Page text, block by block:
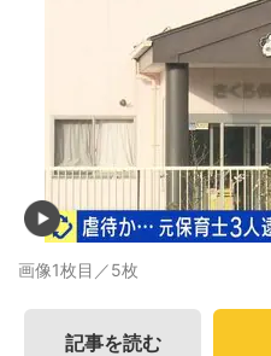
画像1枚目／5枚
記事を読む